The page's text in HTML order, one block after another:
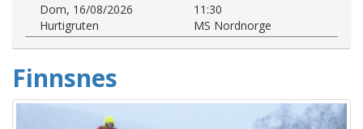
Dom, 16/08/2026
11:30
Hurtigruten
MS Nordnorge
Finnsnes